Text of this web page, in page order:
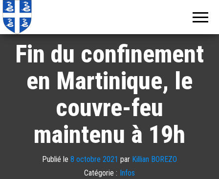
Fin du confinement
en Martinique, le
couvre-feu
maintenu à 19h
Publié le 8 octobre 2021 par Killian BOREZO
Catégorie : Infos